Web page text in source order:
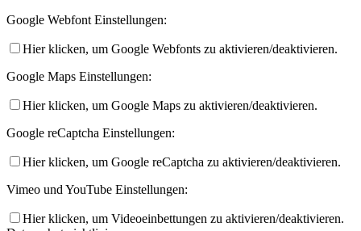
Google Webfont Einstellungen:
Hier klicken, um Google Webfonts zu aktivieren/deaktivieren.
Google Maps Einstellungen:
Hier klicken, um Google Maps zu aktivieren/deaktivieren.
Google reCaptcha Einstellungen:
Hier klicken, um Google reCaptcha zu aktivieren/deaktivieren.
Vimeo und YouTube Einstellungen:
Hier klicken, um Videoeinbettungen zu aktivieren/deaktivieren.